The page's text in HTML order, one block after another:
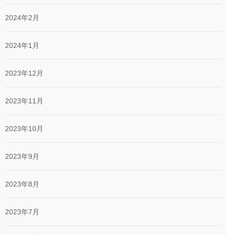
2024年2月
2024年1月
2023年12月
2023年11月
2023年10月
2023年9月
2023年8月
2023年7月